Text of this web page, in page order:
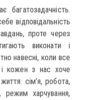
багатозадачність.
відповідальність
проте через
виконати і
навесні, коли все
і кожен з нас хоче
сім’я, робота,
режим харчування,